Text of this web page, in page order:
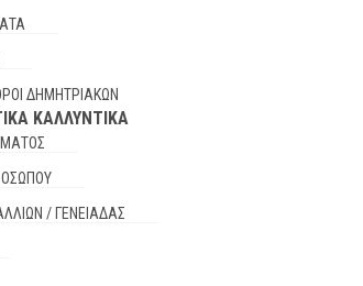
ΔΗΜΗΤΡΙΑΚΏΝ
ΚΑΛΛΥΝΤΙΚΆ
/ ΓΕΝΕΙΆΔΑΣ